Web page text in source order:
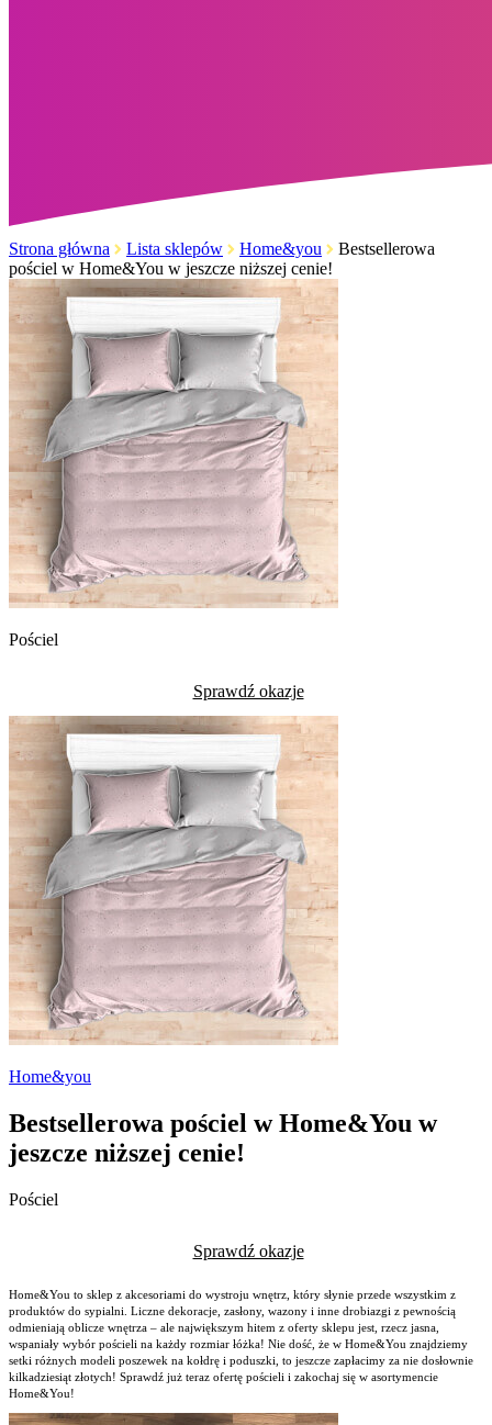
Strona główna Lista sklepów Home&you
Bestsellerowa
pościel w Home&You w jeszcze niższej cenie!
Pościel
Sprawdź okazje
Home&you
Bestsellerowa pościel w Home&You w
jeszcze niższej cenie!
Pościel
Sprawdź okazje
Home&You to sklep z akcesoriami do wystroju wnętrz, który słynie przede wszystkim z
produktów do sypialni. Liczne dekoracje, zasłony, wazony i inne drobiazgi z pewnością
odmieniają oblicze wnętrza – ale największym hitem z oferty sklepu jest, rzecz jasna,
wspaniały wybór pościeli na każdy rozmiar łóżka! Nie dość, że w Home&You znajdziemy
setki różnych modeli poszewek na kołdrę i poduszki, to jeszcze zapłacimy za nie dosłownie
kilkadziesiąt złotych! Sprawdź już teraz ofertę pościeli i zakochaj się w asortymencie
Home&You!